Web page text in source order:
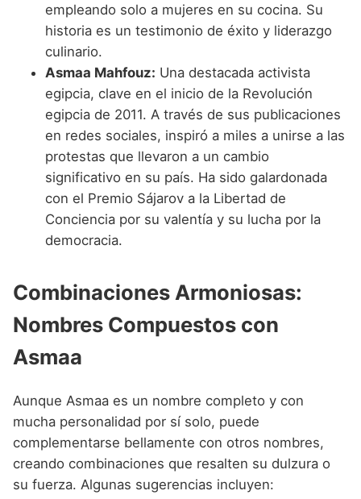
empleando solo a mujeres en su cocina. Su
historia es un testimonio de éxito y liderazgo
culinario.
Asmaa Mahfouz: Una destacada activista
egipcia, clave en el inicio de la Revolución
egipcia de 2011. A través de sus publicaciones
en redes sociales, inspiró a miles a unirse a las
protestas que llevaron a un cambio
significativo en su país. Ha sido galardonada
con el Premio Sájarov a la Libertad de
Conciencia por su valentía y su lucha por la
democracia.
Combinaciones Armoniosas:
Nombres Compuestos con
Asmaa
Aunque Asmaa es un nombre completo y con
mucha personalidad por sí solo, puede
complementarse bellamente con otros nombres,
creando combinaciones que resalten su dulzura o
su fuerza. Algunas sugerencias incluyen: